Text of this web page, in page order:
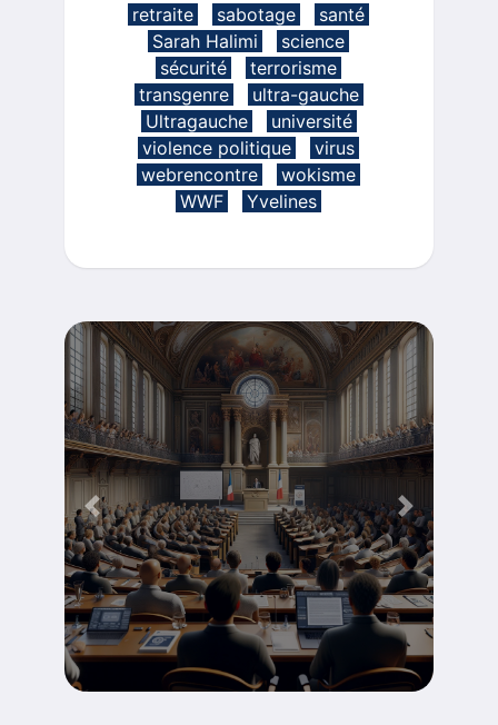
retraite
sabotage
santé
Sarah Halimi
science
sécurité
terrorisme
transgenre
ultra-gauche
Ultragauche
université
violence politique
virus
webrencontre
wokisme
WWF
Yvelines
Tribunes
Découvrir
Previous Next